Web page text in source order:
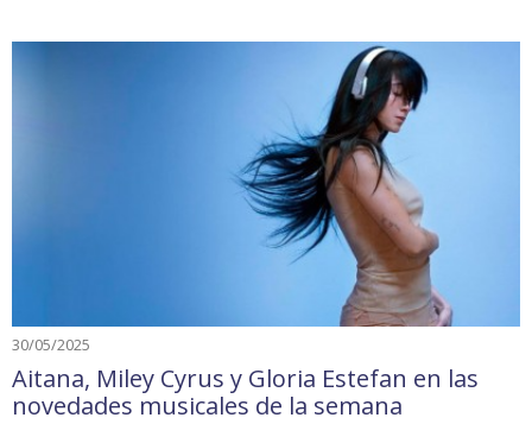
30/05/2025
Aitana, Miley Cyrus y Gloria Estefan en las
novedades musicales de la semana